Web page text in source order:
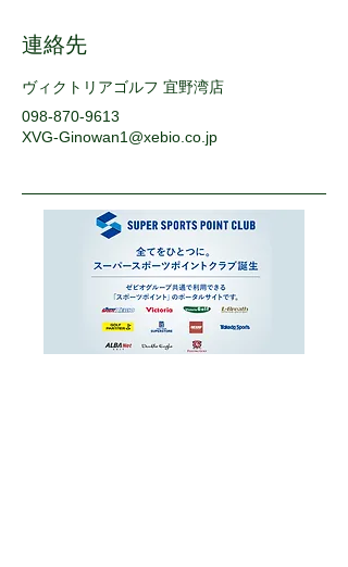
連絡先
ヴィクトリアゴルフ 宜野湾店
098-870-9613
XVG-Ginowan1@xebio.co.jp